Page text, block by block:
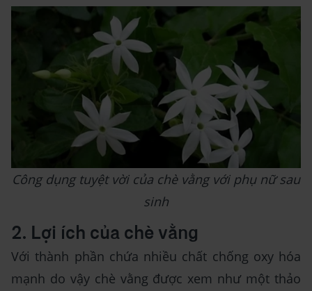
Công dụng tuyệt vời của chè vằng với phụ nữ sau
sinh
2. Lợi ích của chè vằng
Với thành phần chứa nhiều chất chống oxy hóa
mạnh do vậy chè vằng được xem như một thảo